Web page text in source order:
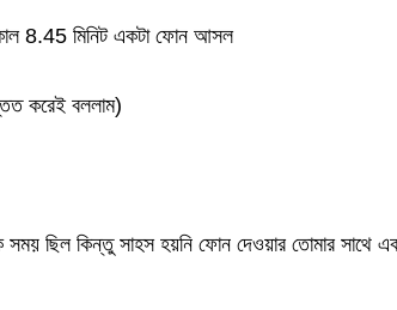
8.45 মিনিট একটা ফোন আসল
করেই বললাম)
সময় ছিল কিন্তু সাহস হয়নি ফোন দেওয়ার তোমার